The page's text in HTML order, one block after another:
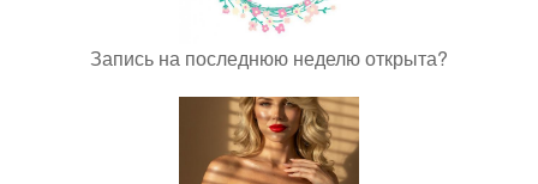
Запись на последнюю неделю открыта?